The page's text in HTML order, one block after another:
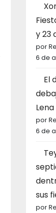
y 23
por
6 de
El
Lena
por
6 de
sus
por